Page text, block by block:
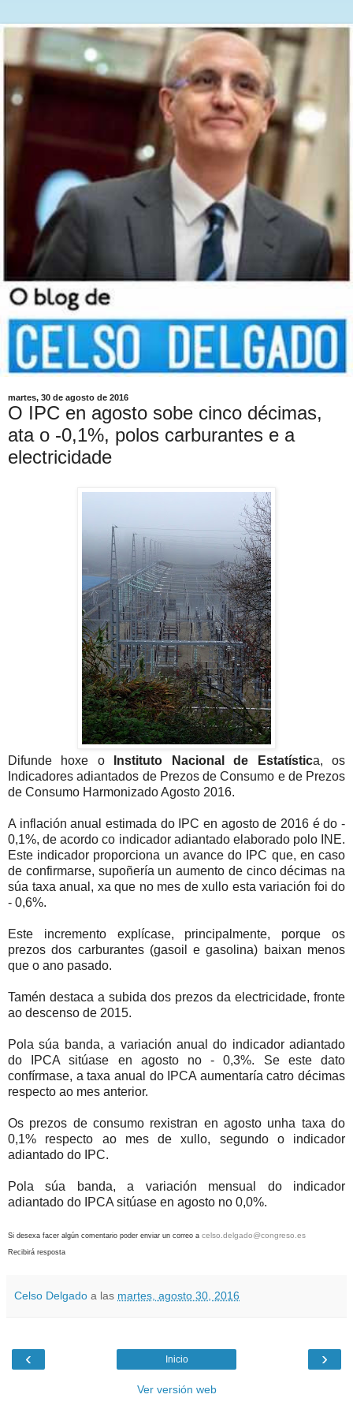
martes, 30 de agosto de 2016
O IPC en agosto sobe cinco décimas,
ata o -0,1%, polos carburantes e a
electricidade
Difunde hoxe o Instituto Nacional de Estatística, os
Indicadores adiantados de Prezos de Consumo e de Prezos
de Consumo Harmonizado Agosto 2016.
A inflación anual estimada do IPC en agosto de 2016 é do -
0,1%, de acordo co indicador adiantado elaborado polo INE.
Este indicador proporciona un avance do IPC que, en caso
de confirmarse, supoñería un aumento de cinco décimas na
súa taxa anual, xa que no mes de xullo esta variación foi do
- 0,6%.
Este incremento explícase, principalmente, porque os
prezos dos carburantes (gasoil e gasolina) baixan menos
que o ano pasado.
Tamén destaca a subida dos prezos da electricidade, fronte
ao descenso de 2015.
Pola súa banda, a variación anual do indicador adiantado
do IPCA sitúase en agosto no - 0,3%. Se este dato
confírmase, a taxa anual do IPCA aumentaría catro décimas
respecto ao mes anterior.
Os prezos de consumo rexistran en agosto unha taxa do
0,1% respecto ao mes de xullo, segundo o indicador
adiantado do IPC.
Pola súa banda, a variación mensual do indicador
adiantado do IPCA sitúase en agosto no 0,0%.
Si desexa facer algún comentario poder enviar un correo a celso.delgado@congreso.es
Recibirá resposta
Celso Delgado a las martes, agosto 30, 2016
‹ ›
Inicio
Ver versión web